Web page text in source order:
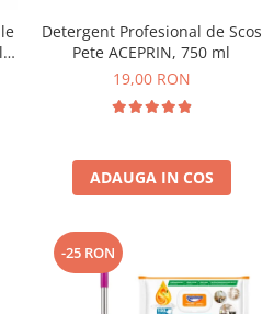
Detergent Profesional de Scos
Pete ACEPRIN, 750 ml
19,00 RON
ADAUGA IN COS
-25 RON